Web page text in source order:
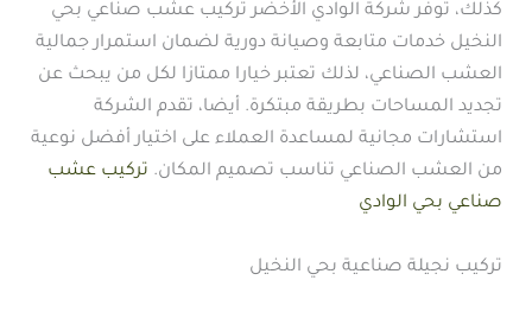
كذلك، توفر شركة الوادي الأخضر تركيب عشب صناعي بحي
النخيل خدمات متابعة وصيانة دورية لضمان استمرار جمالية
العشب الصناعي، لذلك تعتبر خيارا ممتازا لكل من يبحث عن
تجديد المساحات بطريقة مبتكرة. أيضا، تقدم الشركة
استشارات مجانية لمساعدة العملاء على اختيار أفضل نوعية
من العشب الصناعي تناسب تصميم المكان. تركيب عشب
صناعي بحي الوادي
تركيب نجيلة صناعية بحي النخيل